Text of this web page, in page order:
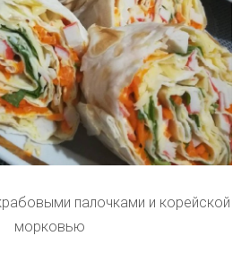
палочками и корейской
морковью